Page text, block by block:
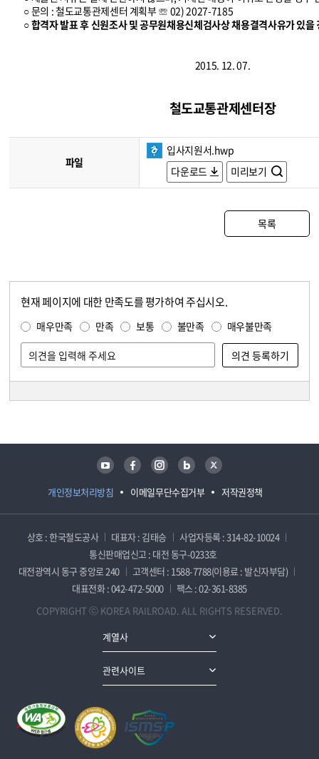
○ 문의 : 철도교통관제센터 계획부 ☏ 02) 2027-7185
○ 합격자 발표 후 신원조사 및 공무원채용신체검사상 채용결격사유가 있
2015. 12. 07.
철도교통관제센터장
파일
입사지원서.hwp
다운로드
미리보기
목록
현재 페이지에 대한 만족도를 평가하여 주십시오.
매우만족 만족 보통 불만족 매우불만족
개인정보처리방침 이메일무단수집거부 저작권정책
유튜브 페이스북 인스타그램 블로그 트위터
상호 : 한국철도공사 대표자 : 김태승
사업자등록 : 314-82-10024
통신판매업신고 : 대전 동구-0233호
대전광역시 동구 중앙로 240
고객센터 : 1588-7788(이용료 : 발신자부담)
대표전화 : 042-472-5000
팩스 : 02-361-8385
COPYRIGHT ⓒ KOREA RAILROAD. ALL RIGHTS RESERVED.
계열사
관련사이트